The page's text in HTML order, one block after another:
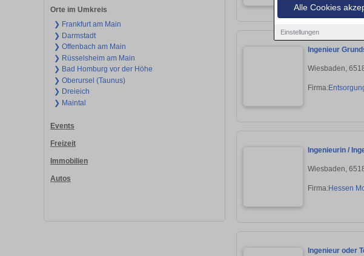
Alle Cookies
Einstellungen
Orte im Umkreis
❯ Frankfurt am Main
❯ Darmstadt
❯ Offenbach am Main
❯ Rüsselsheim am Main
❯ Bad Homburg vor der Höhe
❯ Oberursel (Taunus)
❯ Dreieich
❯ Maintal
Events
Freizeit
Immobilien
Autos
Ingenieur
Wiesbaden,
Firma:
Ingenieurin /
Wiesbaden,
Firma:Hessen
Ingenieur oder